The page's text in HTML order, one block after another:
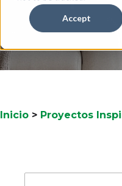
Accept
Inicio > Proyectos